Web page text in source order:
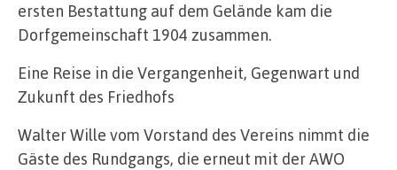
ersten Bestattung auf dem Gelände kam die
Dorfgemeinschaft 1904 zusammen.
Eine Reise in die Vergangenheit, Gegenwart und
Zukunft des Friedhofs
Walter Wille vom Vorstand des Vereins nimmt die
Gäste des Rundgangs, die erneut mit der AWO